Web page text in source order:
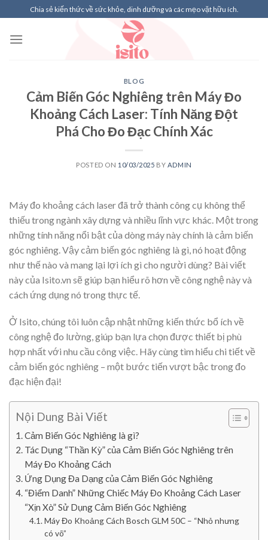
to
content
Chia sẻ kiến thức về sức khỏe, dinh dưỡng và các mẹo vặt hữu ích.
BLOG
Cảm Biến Góc Nghiêng trên Máy Đo
Khoảng Cách Laser: Tính Năng Đột
Phá Cho Đo Đạc Chính Xác
POSTED ON 10/03/2025 BY ADMIN
Máy đo khoảng cách laser đã trở thành công cụ không thể
thiếu trong ngành xây dựng và nhiều lĩnh vực khác. Một trong
những tính năng nổi bật của dòng máy này chính là cảm biến
góc nghiêng. Vậy cảm biến góc nghiêng là gì, nó hoạt động
như thế nào và mang lại lợi ích gì cho người dùng? Bài viết
này của Isito.vn sẽ giúp bạn hiểu rõ hơn về công nghệ này và
cách ứng dụng nó trong thực tế.
Ở Isito, chúng tôi luôn cập nhật những kiến thức bổ ích về
công nghệ đo lường, giúp bạn lựa chọn được thiết bị phù
hợp nhất với nhu cầu công việc. Hãy cùng tìm hiểu chi tiết về
cảm biến góc nghiêng – một bước tiến vượt bậc trong đo
đạc hiện đại!
Nội Dung Bài Viết
Cảm Biến Góc Nghiêng là gì?
Tác Dụng “Thần Kỳ” của Cảm Biến Góc Nghiêng trên
Máy Đo Khoảng Cách
Ứng Dụng Đa Dạng của Cảm Biến Góc Nghiêng
“Điểm Danh” Những Chiếc Máy Đo Khoảng Cách Laser
“Xịn Xò” Sử Dụng Cảm Biến Góc Nghiêng
Máy Đo Khoảng Cách Bosch GLM 50C – “Nhỏ nhưng
có võ”